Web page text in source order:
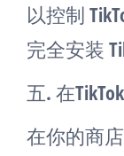
以控制
完全安装
五. 在
在你的商